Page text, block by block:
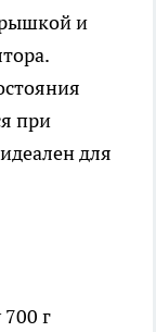
и
при
для
г